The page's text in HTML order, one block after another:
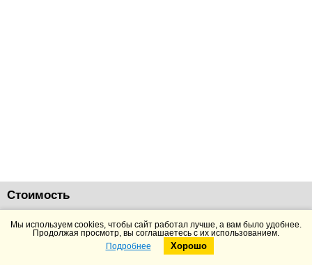
Стоимость
Нет в наличии
Telegram
Мы используем cookies, чтобы сайт работал лучше, а вам было удобнее.
Продолжая просмотр, вы соглашаетесь с их использованием.
Подробнее
Хорошо